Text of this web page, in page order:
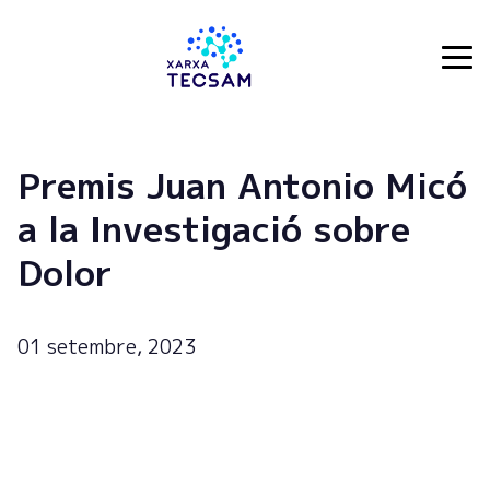
Premis Juan Antonio Micó
a la Investigació sobre
Dolor
01 setembre, 2023